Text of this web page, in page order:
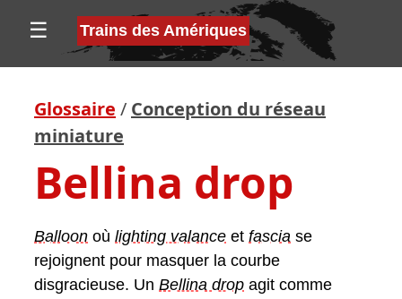
☰ Trains des Amériques
Glossaire / Conception du réseau
miniature
Bellina drop
Balloon où lighting valance et fascia se
rejoignent pour masquer la courbe
disgracieuse. Un Bellina drop agit comme